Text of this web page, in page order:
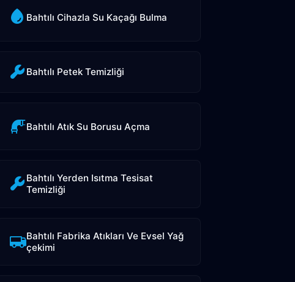
Bahtılı Cihazla Su Kaçağı Bulma
Bahtılı Petek Temizliği
Bahtılı Atık Su Borusu Açma
Bahtılı Yerden Isıtma Tesisat
Temizliği
Bahtılı Fabrika Atıkları Ve Evsel Yağ
çekimi